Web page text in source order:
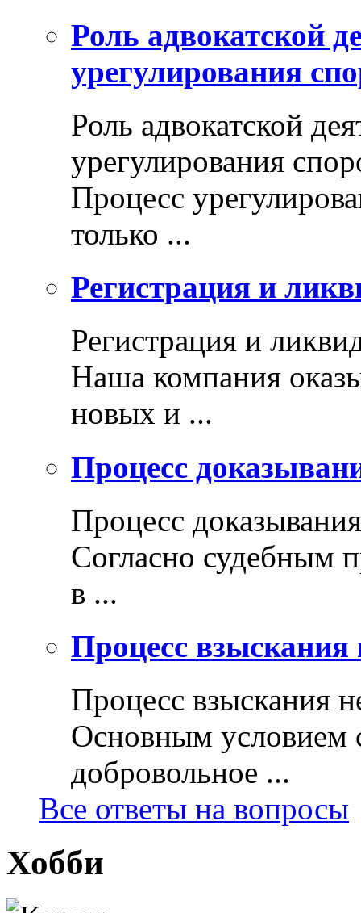
Роль адвокатской
урегулирования
Роль адвокатской
урегулирования
Процесс
только ...
Регистрация и
Регистрация и
Наша компания
новых и ...
Процесс
Процесс доказывания
Согласно судебным
в ...
Процесс взыскания
Процесс взыскания
Основным условием
добровольное ...
Все ответы на вопросы
Хобби